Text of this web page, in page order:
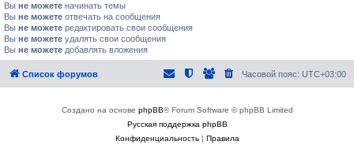
Вы не можете начинать темы
Вы не можете отвечать на сообщения
Вы не можете редактировать свои сообщения
Вы не можете удалять свои сообщения
Вы не можете добавлять вложения
Список форумов Часовой пояс: UTC+03:00
Создано на основе phpBB® Forum Software © phpBB Limited
Русская поддержка phpBB
Конфиденциальность| Правила